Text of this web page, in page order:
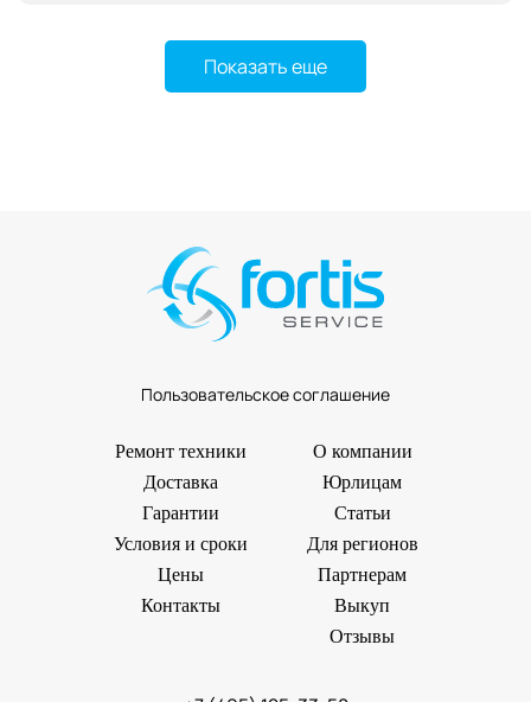
Показать еще
Пользовательское соглашение
Ремонт техники
Доставка
Гарантии
Условия и сроки
Цены
Контакты
О компании
Юрлицам
Статьи
Для регионов
Партнерам
Выкуп
Отзывы